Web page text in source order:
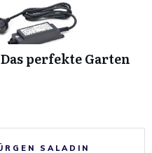
perfekte Garten
SALADIN